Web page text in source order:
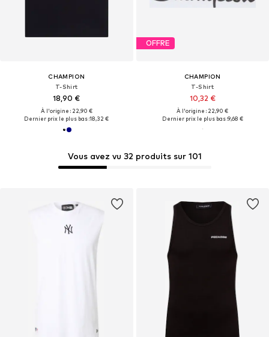
CHAMPION
T-Shirt
18,90 €
À l'origine : 22,90 €
Dernier prix le plus bas :18,32 €
Vous avez vu 32 produits sur 101
OFFRE
CHAMPION
T-Shirt
10,32 €
À l'origine : 22,90 €
Dernier prix le plus bas :9,68 €